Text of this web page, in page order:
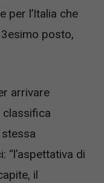
per l’Italia che
posto,
arrivare
classifica
“l’aspettativa di
il